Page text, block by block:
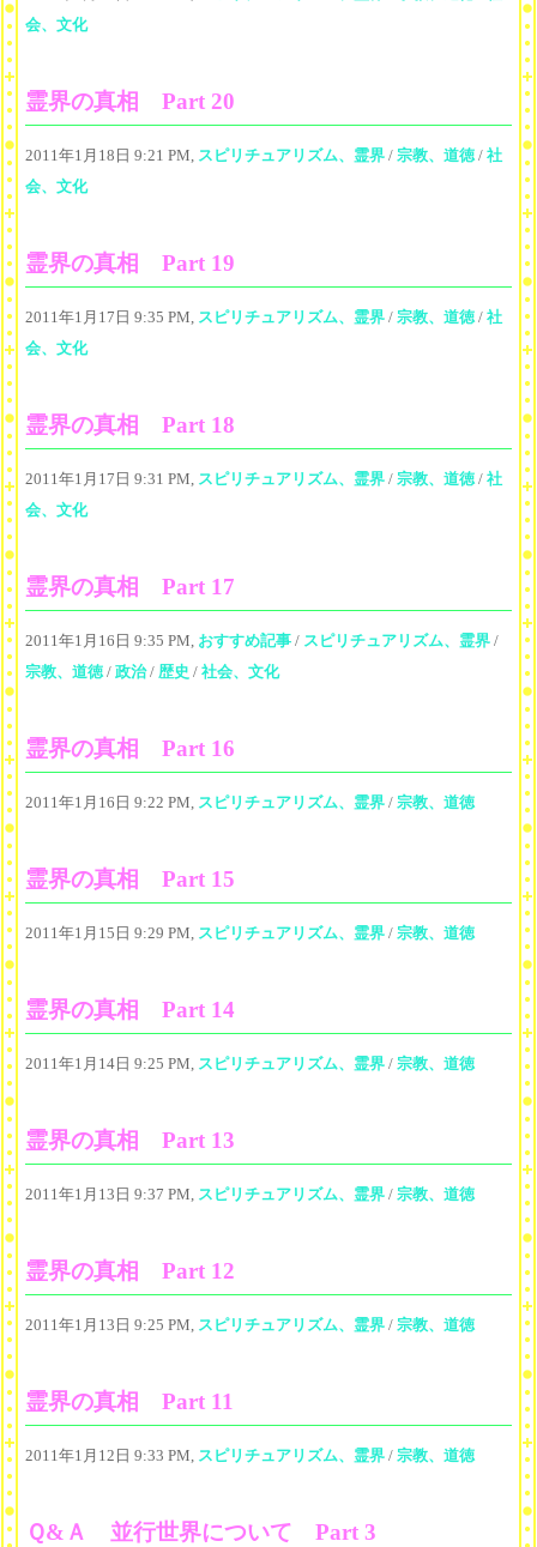
会、文化
霊界の真相 Part 20
2011年1月18日 9:21 PM, スピリチュアリズム、霊界 / 宗教、道徳/ 社
会、文化
霊界の真相 Part 19
2011年1月17日 9:35 PM, スピリチュアリズム、霊界 / 宗教、道徳/ 社
会、文化
霊界の真相 Part 18
2011年1月17日 9:31 PM, スピリチュアリズム、霊界 / 宗教、道徳/ 社
会、文化
霊界の真相 Part 17
2011年1月16日 9:35 PM, おすすめ記事 / スピリチュアリズム、霊界 /
宗教、道徳/ 政治/ 歴史 / 社会、文化
霊界の真相 Part 16
2011年1月16日 9:22 PM, スピリチュアリズム、霊界 / 宗教、道徳
霊界の真相 Part 15
2011年1月15日 9:29 PM, スピリチュアリズム、霊界 / 宗教、道徳
霊界の真相 Part 14
2011年1月14日 9:25 PM, スピリチュアリズム、霊界 / 宗教、道徳
霊界の真相 Part 13
2011年1月13日 9:37 PM, スピリチュアリズム、霊界 / 宗教、道徳
霊界の真相 Part 12
2011年1月13日 9:25 PM, スピリチュアリズム、霊界 / 宗教、道徳
霊界の真相 Part 11
2011年1月12日 9:33 PM, スピリチュアリズム、霊界 / 宗教、道徳
Ｑ&Ａ 並行世界について Part 3